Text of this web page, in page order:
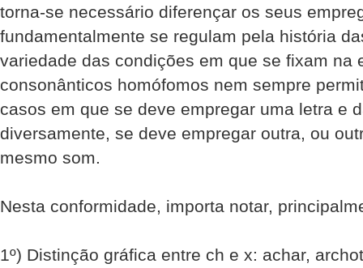
torna-se necessário diferençar os seus
fundamentalmente se regulam pela história
variedade das condições em que se fixam na
consonânticos homófomos nem sempre
casos em que se deve empregar uma letra e
diversamente, se deve empregar outra, ou
mesmo som.
Nesta conformidade, importa notar,
1º) Distinção gráfica entre ch e x: achar,